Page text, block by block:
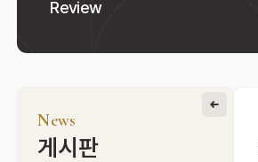
Review
News
게시판